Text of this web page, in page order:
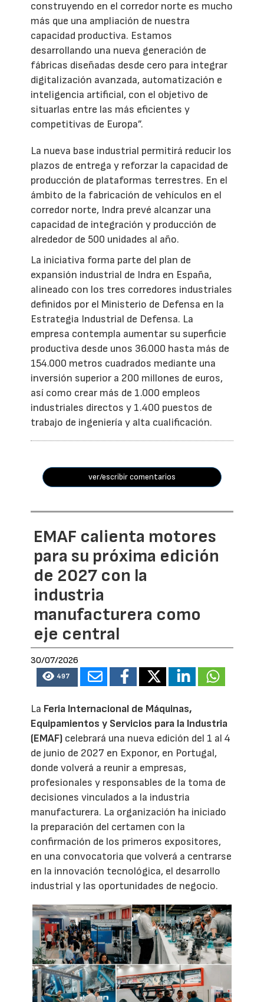
construyendo en el corredor norte es mucho
más que una ampliación de nuestra
capacidad productiva. Estamos
desarrollando una nueva generación de
fábricas diseñadas desde cero para integrar
digitalización avanzada, automatización e
inteligencia artificial, con el objetivo de
situarlas entre las más eficientes y
competitivas de Europa”.
La nueva base industrial permitirá reducir los
plazos de entrega y reforzar la capacidad de
producción de plataformas terrestres. En el
ámbito de la fabricación de vehículos en el
corredor norte, Indra prevé alcanzar una
capacidad de integración y producción de
alrededor de 500 unidades al año.
La iniciativa forma parte del plan de
expansión industrial de Indra en España,
alineado con los tres corredores industriales
definidos por el Ministerio de Defensa en la
Estrategia Industrial de Defensa. La
empresa contempla aumentar su superficie
productiva desde unos 36.000 hasta más de
154.000 metros cuadrados mediante una
inversión superior a 200 millones de euros,
así como crear más de 1.000 empleos
industriales directos y 1.400 puestos de
trabajo de ingeniería y alta cualificación.
ver/escribir comentarios
EMAF calienta motores
para su próxima edición
de 2027 con la
industria
manufacturera como
eje central
30/07/2026
497
La Feria Internacional de Máquinas,
Equipamientos y Servicios para la Industria
(EMAF) celebrará una nueva edición del 1 al 4
de junio de 2027 en Exponor, en Portugal,
donde volverá a reunir a empresas,
profesionales y responsables de la toma de
decisiones vinculados a la industria
manufacturera. La organización ha iniciado
la preparación del certamen con la
confirmación de los primeros expositores,
en una convocatoria que volverá a centrarse
en la innovación tecnológica, el desarrollo
industrial y las oportunidades de negocio.